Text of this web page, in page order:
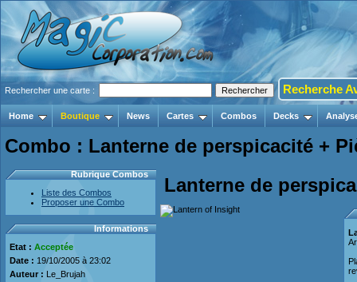
Rechercher une carte : Recherche
Home Boutique News Cartes Combos Decks
Combo : Lanterne de perspicacité +
Rubrique Combos
Liste des Combos
Proposer une Combo
Informations
Etat : Acceptée
Date : 19/10/2005 à 23:02
Auteur : Le_Brujah
Lanterne de